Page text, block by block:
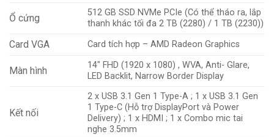
Ổ cứng
512 GB SSD NVMe PCIe (Có thể tháo ra, lắp
thanh khác tối đa 2 TB (2280) / 1 TB (2230))
Card VGA Card tích hợp – AMD Radeon Graphics
Màn hình
14″ FHD (1920 x 1080) , WVA, Anti- Glare,
LED Backlit, Narrow Border Display
Kết nối
2 x USB 3.1 Gen 1 Type-A ; 1 x USB 3.1 Gen
1 Type-C (Hỗ trợ DisplayPort và Power
Delivery) ; 1 x HDMI ; 1 x Combo mic tai
nghe 3.5mm